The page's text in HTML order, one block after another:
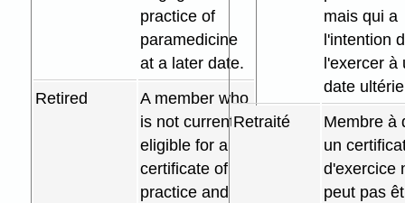
practice of
paramedicine
at a later date.
Retired
A member who
is not currently
eligible for a
certificate of
practice and
mais qui a
l'intention
l'exercer à
date
Retraité
Membre à
un
d'exercice
peut pas